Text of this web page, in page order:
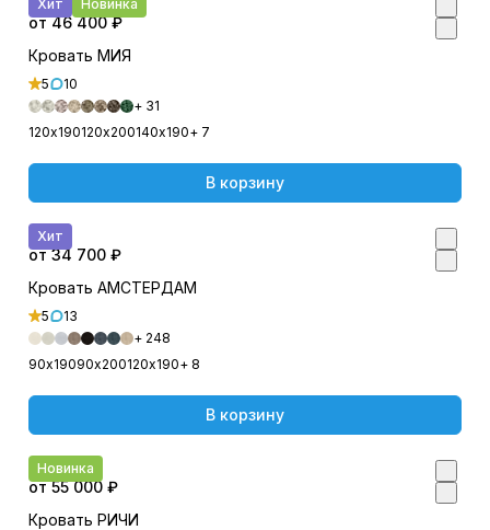
Хит Новинка
от 46 400 ₽
Кровать МИЯ
5
10
+ 31
120х190120х200140х190+ 7
В корзину
Хит
от 34 700 ₽
Кровать АМСТЕРДАМ
5
13
+ 248
90х19090х200120х190+ 8
В корзину
Новинка
от 55 000 ₽
Кровать РИЧИ